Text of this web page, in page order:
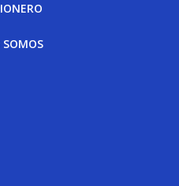
SOMOS